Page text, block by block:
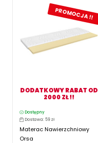
PROMOCJA !!
DODATKOWY RABAT OD
2000 ZŁ !!
Dostępny
Dostawa: 59 zł
Materac Nawierzchniowy
Orsa